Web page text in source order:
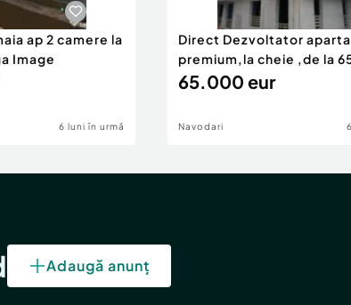
ap 2 camere la
Image
6 luni în urmă
Direct Dezvoltator
premium,la cheie ,de la
eur
65.000 eur
Navodari
Adaugă anunț